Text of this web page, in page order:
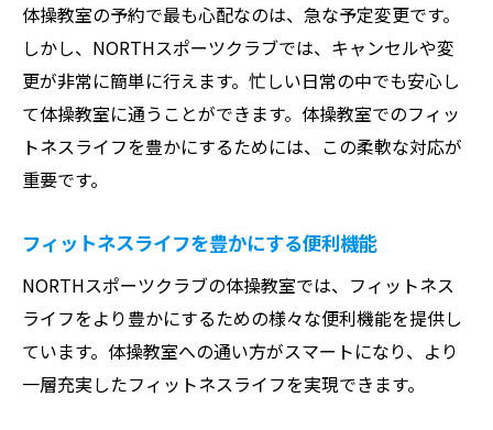
室の利用方法
初めての体験参加の流れ
楽しく継続するためのモチベーションの保
ち方
家族や友人と一緒に楽しむ方法
体験後のフィードバックの重要性
体操教室のスマートな予約システムでフィット
ネスライフを充実させる
フィットネスライフとテクノロジーの融合
体操教室の予約で最も心配なのは、急な予定変更です。
しかし、NORTHスポーツクラブでは、キャンセルや変
更が非常に簡単に行えます。忙しい日常の中でも安心し
て体操教室に通うことができます。体操教室でのフィッ
トネスライフを豊かにするためには、この柔軟な対応が
重要です。
フィットネスライフを豊かにする便利機能
NORTHスポーツクラブの体操教室では、フィットネス
ライフをより豊かにするための様々な便利機能を提供し
ています。体操教室への通い方がスマートになり、より
一層充実したフィットネスライフを実現できます。